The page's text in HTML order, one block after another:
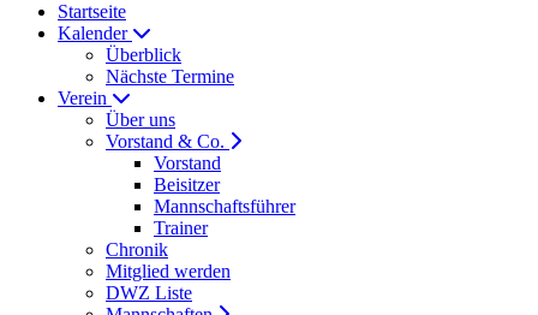
Startseite
Kalender
Überblick
Nächste Termine
Verein
Über uns
Vorstand & Co.
Vorstand
Beisitzer
Mannschaftsführer
Trainer
Chronik
Mitglied werden
DWZ Liste